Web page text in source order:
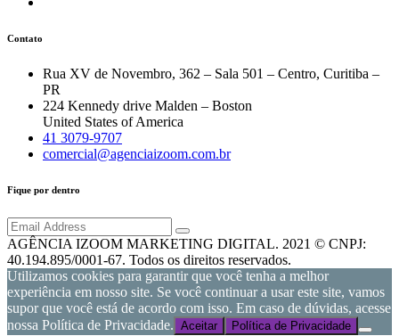
Contato
Rua XV de Novembro, 362 – Sala 501 – Centro, Curitiba –
PR
224 Kennedy drive Malden – Boston
United States of America
41 3079-9707
comercial@agenciaizoom.com.br
Fique por dentro
AGÊNCIA IZOOM MARKETING DIGITAL. 2021 © CNPJ:
40.194.895/0001-67. Todos os direitos reservados.
Utilizamos cookies para garantir que você tenha a melhor
experiência em nosso site. Se você continuar a usar este site, vamos
supor que você está de acordo com isso. Em caso de dúvidas, acesse
nossa Política de Privacidade. Aceitar Política de Privacidade